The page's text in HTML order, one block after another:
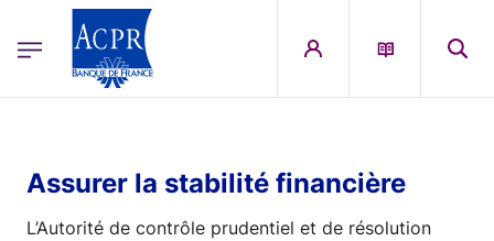
ACPR Menu Principal (French)
Assurer la stabilité financière
L’Autorité de contrôle prudentiel et de résolution